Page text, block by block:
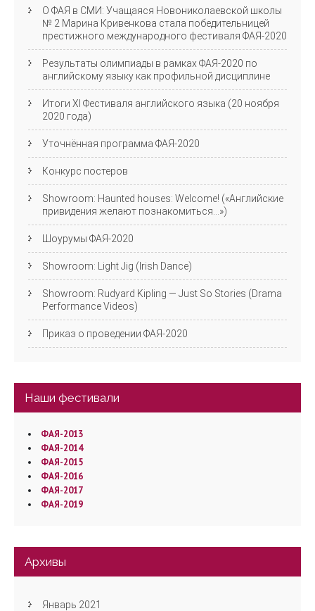
О ФАЯ в СМИ: Учащаяся Новониколаевской школы
№ 2 Марина Кривенкова стала победительницей
престижного международного фестиваля ФАЯ-2020
Результаты олимпиады в рамках ФАЯ-2020 по
английскому языку как профильной дисциплине
Итоги XI Фестиваля английского языка (20 ноября
2020 года)
Уточнённая программа ФАЯ-2020
Конкурс постеров
Showroom: Haunted houses: Welcome! («Английские
привидения желают познакомиться…»)
Шоурумы ФАЯ-2020
Showroom: Light Jig (Irish Dance)
Showroom: Rudyard Kipling — Just So Stories (Drama
Performance Videos)
Приказ о проведении ФАЯ-2020
Наши фестивали
ФАЯ-2013
ФАЯ-2014
ФАЯ-2015
ФАЯ-2016
ФАЯ-2017
ФАЯ-2019
Архивы
Январь 2021